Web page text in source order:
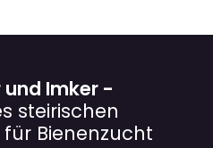
und Imker -
steirischen
Bienenzucht